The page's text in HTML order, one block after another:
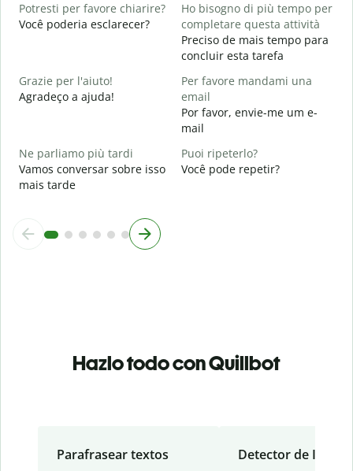
Potresti per favore chiarire?
Você poderia esclarecer?
Ho bisogno di più tempo per
completare questa attività
Preciso de mais tempo para
concluir esta tarefa
Grazie per l'aiuto!
Agradeço a ajuda!
Per favore mandami una
email
Por favor, envie-me um e-
mail
Ne parliamo più tardi
Vamos conversar sobre isso
mais tarde
Puoi ripeterlo?
Você pode repetir?
Hazlo todo con Quillbot
Parafrasear textos Detector de IA